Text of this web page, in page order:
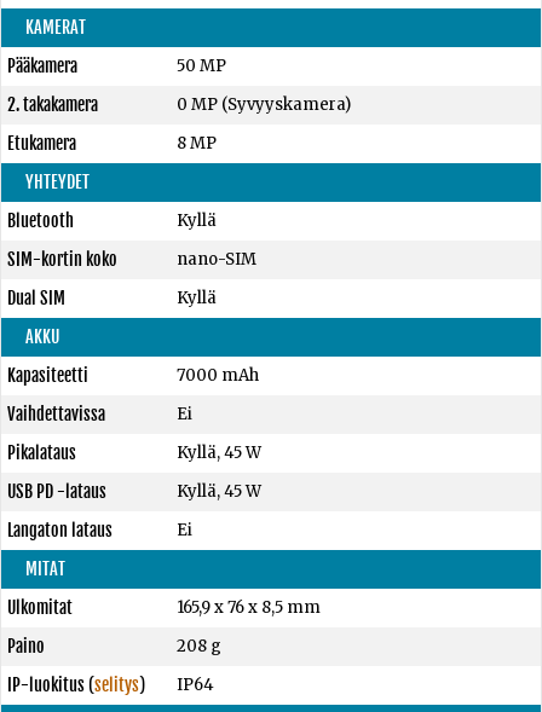
KAMERAT
Pääkamera
50 MP
2. takakamera
0 MP (Syvyyskamera)
Etukamera
8 MP
YHTEYDET
Bluetooth
Kyllä
SIM-kortin koko
nano-SIM
Dual SIM
Kyllä
AKKU
Kapasiteetti
7000 mAh
Vaihdettavissa
Ei
Pikalataus
Kyllä, 45 W
USB PD -lataus
Kyllä, 45 W
Langaton lataus
Ei
MITAT
Ulkomitat
165,9 x 76 x 8,5 mm
Paino
208 g
IP-luokitus(selitys)
IP64